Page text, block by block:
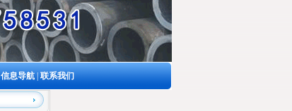
信息导航 |联系我们